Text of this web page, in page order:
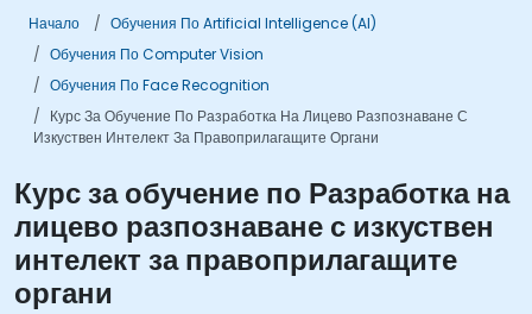
Начало
Обучения По Artificial Intelligence (AI)
Обучения По Computer Vision
Обучения По Face Recognition
Курс За Обучение По Разработка На Лицево Разпознаване С
Изкуствен Интелект За Правоприлагащите Органи
Курс за обучение по Разработка на
лицево разпознаване с изкуствен
интелект за правоприлагащите
органи